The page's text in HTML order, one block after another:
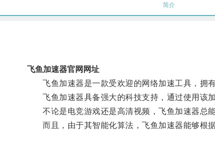
简介
飞鱼加速器官网网址
飞鱼加速器是一款受欢迎的网络加速工具，拥有
飞鱼加速器具备强大的科技支持，通过使用该加
不论是电竞游戏还是高清视频，飞鱼加速器总能
而且，由于其智能化算法，飞鱼加速器能够根据